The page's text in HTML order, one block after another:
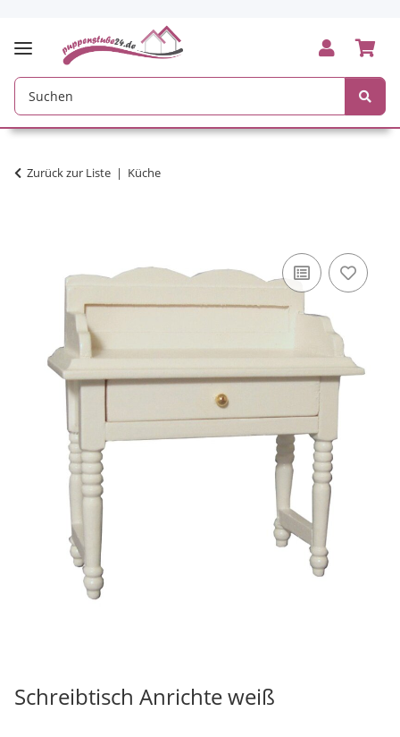
Zurück zur Liste Küche
Schreibtisch Anrichte weiß